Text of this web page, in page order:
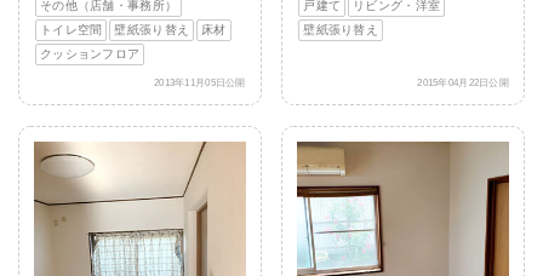
その他（店舗・事務所）
トイレ空間
壁紙張り替え
床材
クッションフロア
2013年11月05日公開
戸建て
リビング・洋室
壁紙張り替え
2015年04月22日公開